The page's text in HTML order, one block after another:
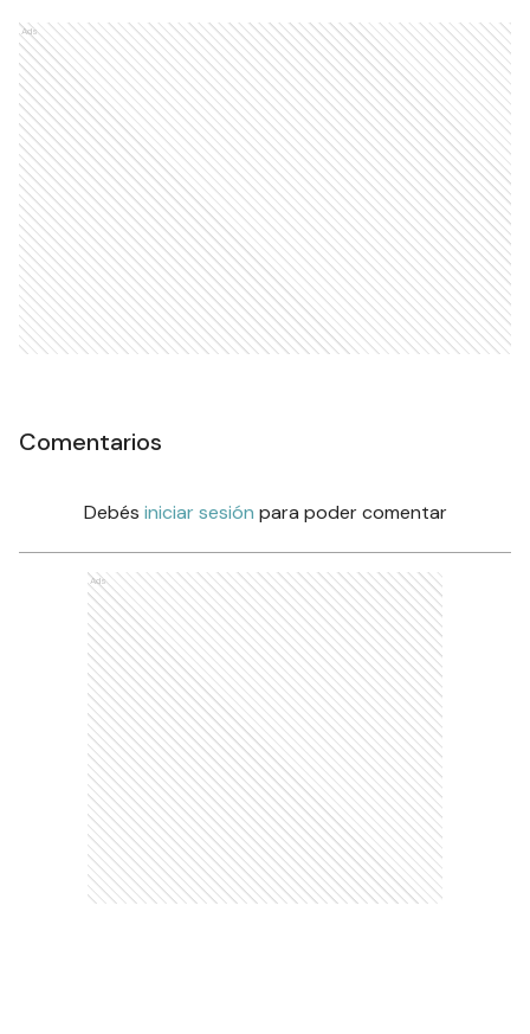
Ads
Comentarios
Debés iniciar sesión para poder comentar
Ads